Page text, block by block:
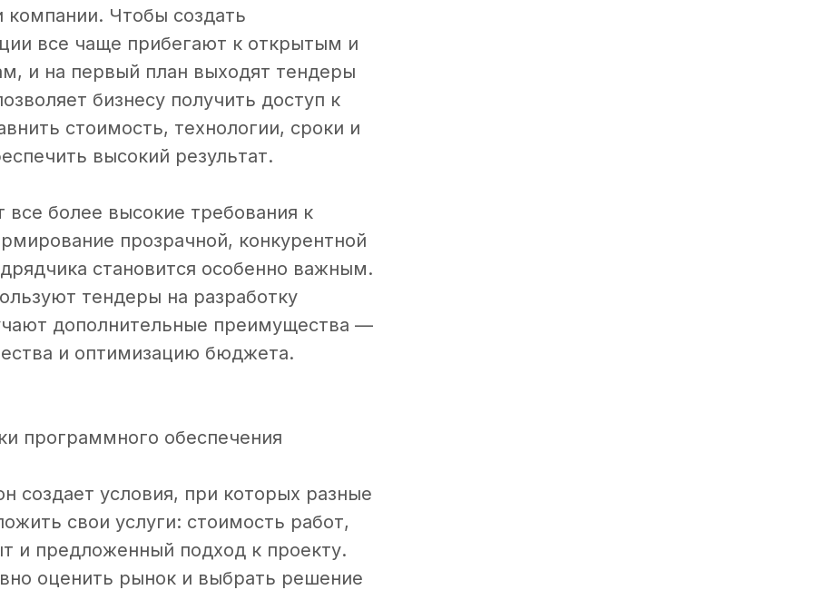
компании. Чтобы создать
все чаще прибегают к открытым и
и на первый план выходят тендеры
бизнесу получить доступ к
стоимость, технологии, сроки и
высокий результат.
более высокие требования к
прозрачной, конкурентной
становится особенно важным.
тендеры на разработку
дополнительные преимущества —
и оптимизацию бюджета.
программного обеспечения
создает условия, при которых разные
свои услуги: стоимость работ,
и предложенный подход к проекту.
оценить рынок и выбрать решение